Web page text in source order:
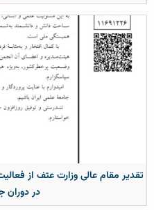
تقدیر مقام عالی وزارت عتف از
در